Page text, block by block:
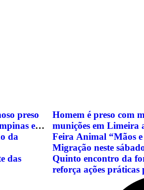
preso
e
Homem é preso com
munições em Limeira
da
Feira Animal “Mãos
Migração neste
das
Quinto encontro da
reforça ações práticas
adolescentes em